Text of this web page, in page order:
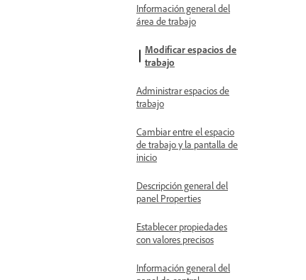
Información general del
área de trabajo
Modificar espacios de
trabajo
Administrar espacios de
trabajo
Cambiar entre el espacio
de trabajo y la pantalla de
inicio
Descripción general del
panel Properties
Establecer propiedades
con valores precisos
Información general del